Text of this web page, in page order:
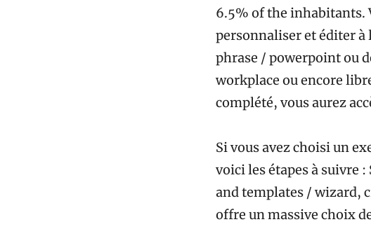
6.5% of the inhabitants.
personnaliser et éditer
phrase / powerpoint ou
workplace ou encore
complété, vous aurez
Si vous avez choisi un
voici les étapes à suivre
and templates / wizard,
offre un massive choix